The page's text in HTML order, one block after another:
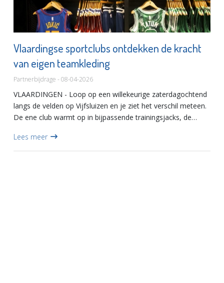
Vlaardingse sportclubs ontdekken de kracht
van eigen teamkleding
Partnerbijdrage - 08-04-2026
VLAARDINGEN - Loop op een willekeurige zaterdagochtend
langs de velden op Vijfsluizen en je ziet het verschil meteen.
De ene club warmt op in bijpassende trainingsjacks, de
Lees meer